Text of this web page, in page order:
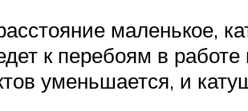
маленькое,
к перебоям в
уменьшается, и